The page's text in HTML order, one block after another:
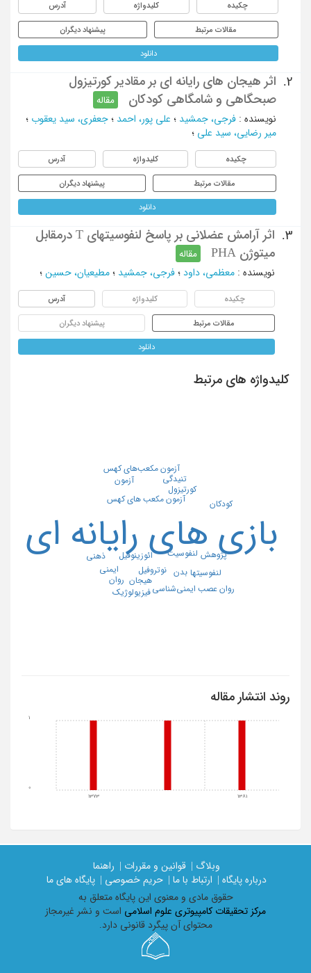
چکیده کلیدواژه آدرس
مقالات مرتبط پیشنهاد دیگران
دانلود
2.
اثر هیجان های رایانه ای بر مقادیر کورتیزول
صبحگاهی و شامگاهی کودکان
مقاله
نویسنده : فرجی، جمشید ؛ علی پور، احمد ؛ جعفری، سید یعقوب ؛
میر رضایی، سید علی ؛
چکیده کلیدواژه آدرس
مقالات مرتبط پیشنهاد دیگران
دانلود
3.
اثر آرامش عضلانی بر پاسخ لنفوسیتهای T درمقابل
میتوژن PHA
مقاله
نویسنده : معظمی، داود ؛ فرجی، جمشید ؛ مطیعیان، حسین ؛
چکیده کلیدواژه آدرس
مقالات مرتبط پیشنهاد دیگران
دانلود
کلیدواژه های مرتبط
بازی های رایانه ای
آزمون مکعب های کهس
ائوزینوفیل
لنفوسیت
نوتروفیل
هیجان
کورتیزول
آزمون
آزمون مکعب‌های کهس
ایمنی بدن
پژوهش
تنیدگی
ذهنی
روان
روان عصب ایمنی‌شناسی فیزیولوژیک
لنفوسیتها
کودکان
روند انتشار مقاله
1373 1381
0
1
وبلاگ | قوانین و مقررات |
راهنما
درباره پایگاه |
ارتباط با ما | حریم خصوصی |
پایگاه های ما
حقوق مادی و معنوی اين پايگاه متعلق به
مرکز تحقیقات کامپیوتری علوم اسلامی است و نشر غیرمجاز
محتوای آن پیگرد قانونی دارد.